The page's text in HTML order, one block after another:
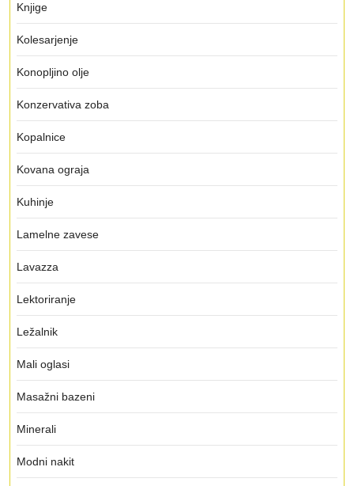
Knjige
Kolesarjenje
Konopljino olje
Konzervativa zoba
Kopalnice
Kovana ograja
Kuhinje
Lamelne zavese
Lavazza
Lektoriranje
Ležalnik
Mali oglasi
Masažni bazeni
Minerali
Modni nakit